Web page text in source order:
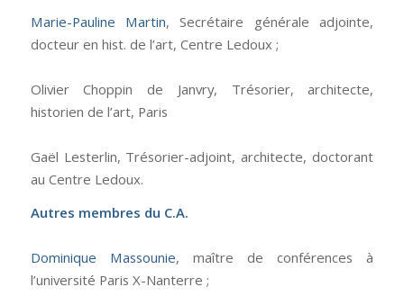
Marie-Pauline Martin, Secrétaire générale adjointe,
docteur en hist. de l’art, Centre Ledoux ;
Olivier Choppin de Janvry, Trésorier, architecte,
historien de l’art, Paris
Gaël Lesterlin, Trésorier-adjoint, architecte, doctorant
au Centre Ledoux.
Autres membres du C.A.
Dominique Massounie, maître de conférences à
l’université Paris X-Nanterre ;